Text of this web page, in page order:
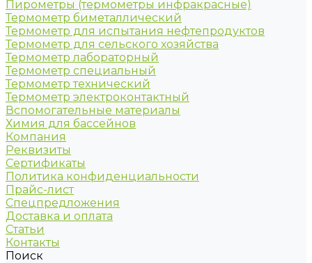
Пирометры (термометры инфракрасные)
Термометр биметаллический
Термометр для испытания нефтепродуктов
Термометр для сельского хозяйства
Термометр лабораторный
Термометр специальный
Термометр технический
Термометр электроконтактный
Вспомогательные материалы
Химия для бассейнов
Компания
Реквизиты
Сертификаты
Политика конфиденциальности
Прайс-лист
Спецпредложения
Доставка и оплата
Статьи
Контакты
Поиск